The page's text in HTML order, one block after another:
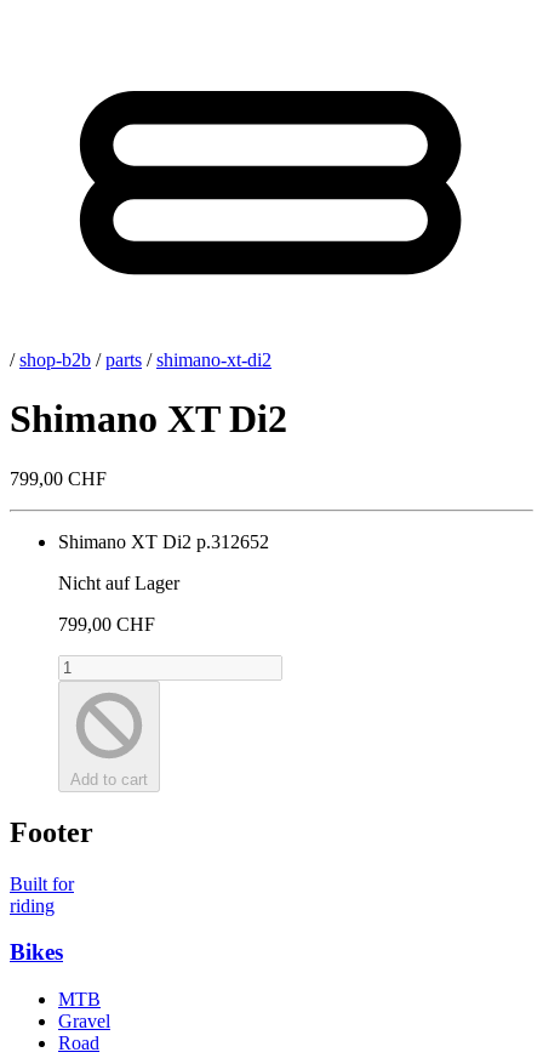
/ shop-b2b / parts / shimano-xt-di2
Shimano XT Di2
799,00 CHF
Shimano XT Di2 p.312652
Nicht auf Lager
799,00 CHF
Add to cart
Footer
Built for
riding
Bikes
MTB
Gravel
Road